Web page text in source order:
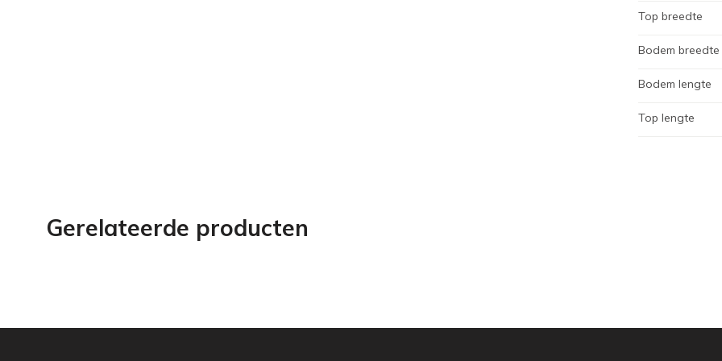
Top breedte
Bodem breedte
Bodem lengte
Top lengte
Gerelateerde producten